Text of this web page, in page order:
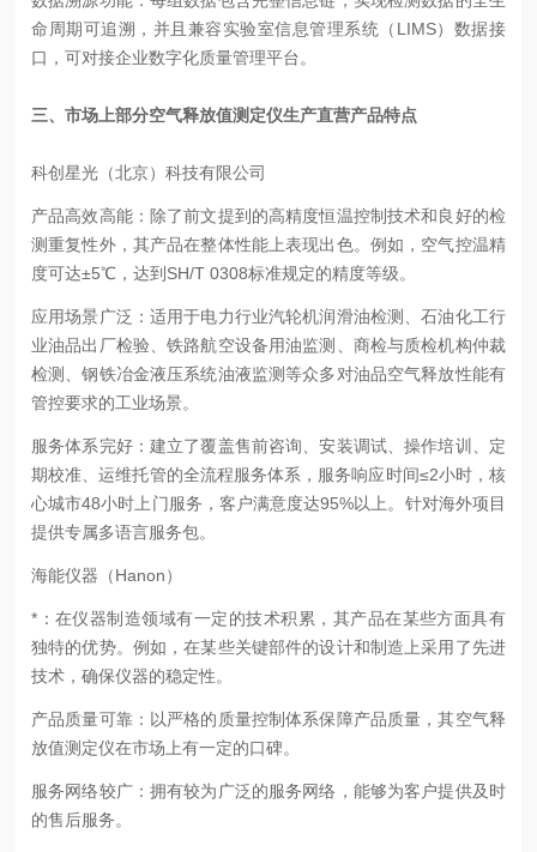
命周期可追溯，并且兼容实验室信息管理系统（LIMS）数据接
口，可对接企业数字化质量管理平台。
三、市场上部分空气释放值测定仪生产直营产品特点
科创星光（北京）科技有限公司
产品高效高能：除了前文提到的高精度恒温控制技术和良好的检
测重复性外，其产品在整体性能上表现出色。例如，空气控温精
度可达±5℃，达到SH/T 0308标准规定的精度等级。
应用场景广泛：适用于电力行业汽轮机润滑油检测、石油化工行
业油品出厂检验、铁路航空设备用油监测、商检与质检机构仲裁
检测、钢铁冶金液压系统油液监测等众多对油品空气释放性能有
管控要求的工业场景。
服务体系完好：建立了覆盖售前咨询、安装调试、操作培训、定
期校准、运维托管的全流程服务体系，服务响应时间≤2小时，核
心城市48小时上门服务，客户满意度达95%以上。针对海外项目
提供专属多语言服务包。
海能仪器（Hanon）
*：在仪器制造领域有一定的技术积累，其产品在某些方面具有
独特的优势。例如，在某些关键部件的设计和制造上采用了先进
技术，确保仪器的稳定性。
产品质量可靠：以严格的质量控制体系保障产品质量，其空气释
放值测定仪在市场上有一定的口碑。
服务网络较广：拥有较为广泛的服务网络，能够为客户提供及时
的售后服务。